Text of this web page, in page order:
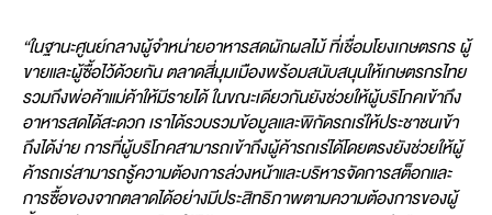
“ในฐานะศูนย์กลางผู้จำหน่ายอาหารสดผักผลไม้ ที่เชื่อมโยงเกษตรกร ผู้
ขายและผู้ซื้อไว้ด้วยกัน ตลาดสี่มุมเมืองพร้อมสนับสนุนให้เกษตรกรไทย
รวมถึงพ่อค้าแม่ค้าให้มีรายได้ ในขณะเดียวกันยังช่วยให้ผู้บริโภคเข้าถึง
อาหารสดได้สะดวก เราได้รวบรวมข้อมูลและพิกัดรถเร่ให้ประชาชนเข้า
ถึงได้ง่าย การที่ผู้บริโภคสามารถเข้าถึงผู้ค้ารถเร่ได้โดยตรงยังช่วยให้ผู้
ค้ารถเร่สามารถรู้ความต้องการล่วงหน้าและบริหารจัดการสต็อกและ
การซื้อของจากตลาดได้อย่างมีประสิทธิภาพตามความต้องการของผู้